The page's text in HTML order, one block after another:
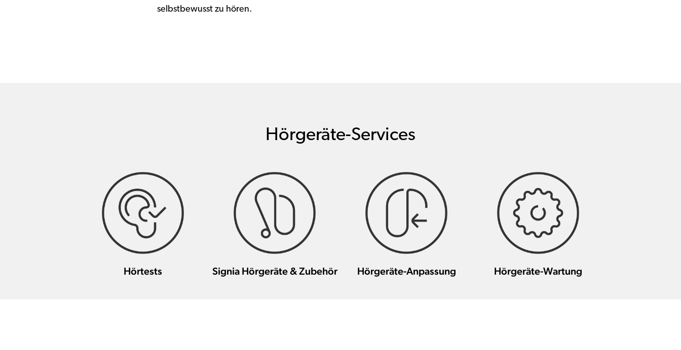
selbstbewusst zu hören.
Hörgeräte-Services
Hörtests Signia Hörgeräte & Zubehör Hörgeräte-Anpassung Hörgeräte-Wartung